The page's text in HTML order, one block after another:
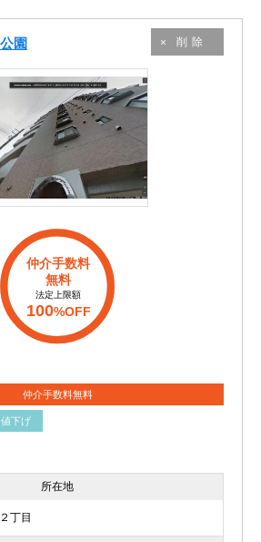
園 削除
仲介手数料
無料
法定上限額
100%OFF
仲介手数料無料
値下げ
所在地
丁目